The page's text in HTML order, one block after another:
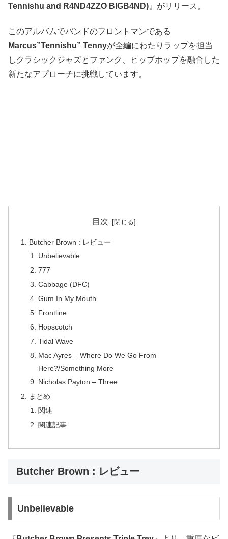
Tennishu and R4ND4ZZO BIGB4ND) 』がリリース。
このアルバムでバンドのフロントマンである
Marcus”Tennishu” Tennyが全編にわたりラップを担当
しクラシックジャズとファンク、ヒップホップを融合した
新たなアプローチに挑戦しています。
目次
Butcher Brown : レビュー
Unbelievable
777
Cabbage (DFC)
Gum In My Mouth
Frontline
Hopscotch
Tidal Wave
Mac Ayres – Where Do We Go From
Here?/Something More
Nicholas Payton – Three
まとめ
関連
関連記事:
Butcher Brown : レビュー
Unbelievable